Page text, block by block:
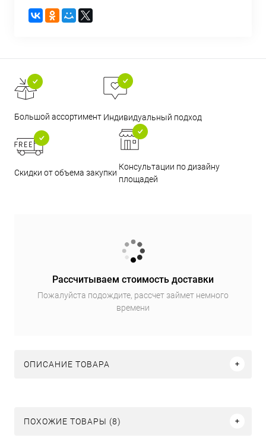
Большой ассортимент Индивидуальный подход
Скидки от объема закупки
Консультации по дизайну
площадей
Рассчитываем стоимость доставки
Пожалуйста подождите, рассчет займет немного
времени
ОПИСАНИЕ ТОВАРА
ПОХОЖИЕ ТОВАРЫ (8)